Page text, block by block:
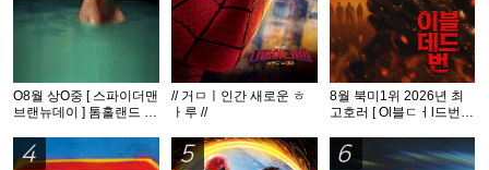
O8월 상O중 [ 스파이더맨
브랜뉴데이 ] 톰홀랜드 -
5.1
// 거ㅁㅣ인간 새로운 ㅎ
ㅏ루 //
8월 북미1위 2026년 최
고호러 [ Ol블ㄷㅓl드번 ]
4 5 6